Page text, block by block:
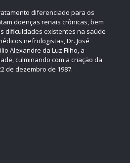
diferenciado para os
doenças renais crônicas, bem
dificuldades existentes na saúde
nefrologistas, Dr. José
Alexandre da Luz Filho, a
culminando com a criação da
de dezembro de 1987.